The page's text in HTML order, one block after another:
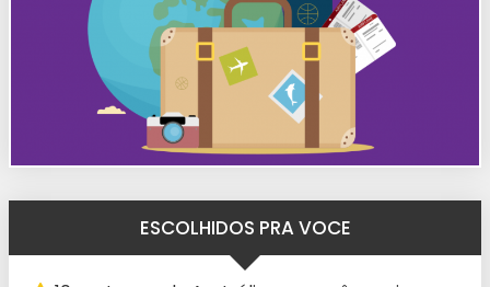
ESCOLHIDOS PRA VOCE